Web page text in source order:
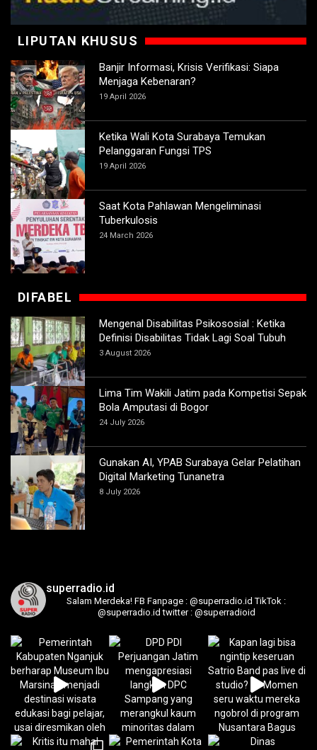
LIPUTAN KHUSUS
Banjir Informasi, Krisis Verifikasi: Siapa
Menjaga Kebenaran?
19 April 2026
Ketika Wali Kota Surabaya Temukan
Pelanggaran Fungsi TPS
19 April 2026
Saat Kota Pahlawan Mengeliminasi
Tuberkulosis
24 March 2026
DIFABEL
Mengenal Disabilitas Psikososial : Ketika
Definisi Disabilitas Tidak Lagi Soal Tubuh
3 August 2026
Lima Tim Wakili Jatim pada Kompetisi Sepak
Bola Amputasi di Bogor
24 July 2026
Gunakan AI, YPAB Surabaya Gelar Pelatihan
Digital Marketing Tunanetra
8 July 2026
superradio.id
Salam Merdeka! FB Fanpage : @superradio.id TikTok :
@superradio.id twitter : @superradioid